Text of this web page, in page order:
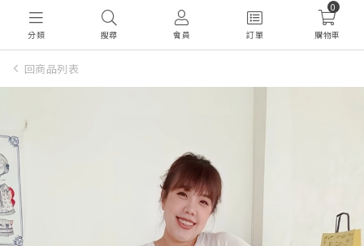
分類 搜尋 會員 訂單
0
購物車
回商品列表